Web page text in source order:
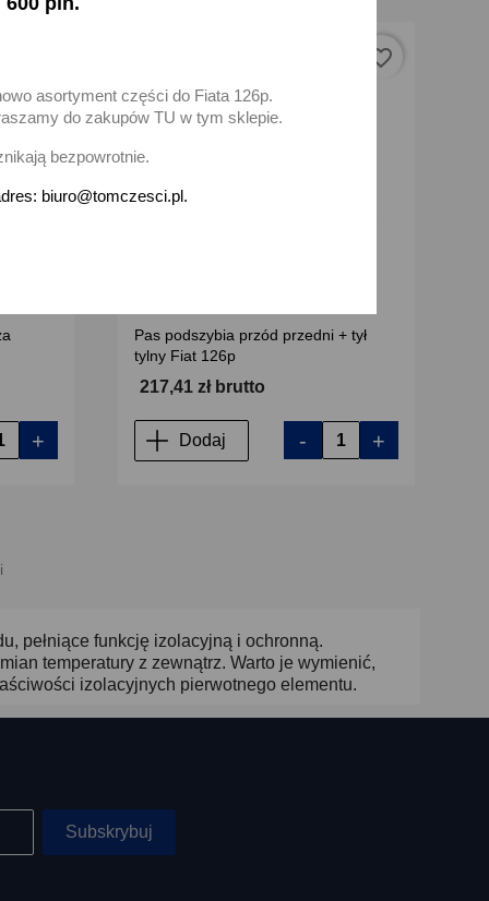
+
Pas podszybia przód przedni + tył
tylny Fiat 126p
217,41 zł brutto
Dodaj - +
favorite_border
pełniące funkcję izolacyjną i ochronną.
temperatury z zewnątrz. Warto je wymienić,
izolacyjnych pierwotnego elementu.
asortyment części do Fiata 126p.
do zakupów TU w tym sklepie.
bezpowrotnie.
biuro@tomczesci.pl.